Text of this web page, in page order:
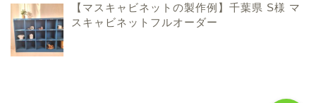
【マスキャビネットの製作例】千葉県 S様 マ
スキャビネットフルオーダー
香川県での暮らしのこと